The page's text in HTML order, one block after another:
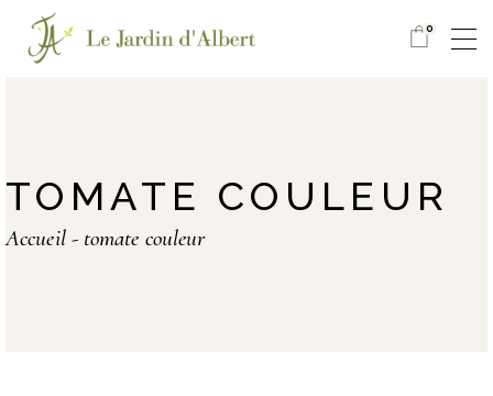
0
TOMATE COULEUR
Accueil tomate couleur